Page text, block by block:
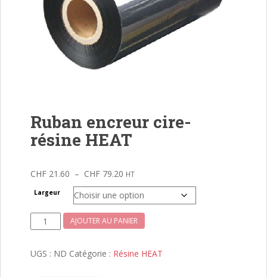
Ruban encreur cire-
résine HEAT
CHF 21.60 – CHF 79.20 Plage
de
prix :
CHF 21.60
à
HT
Largeur
quantité
de
encreur
AJOUTER AU PANIER
UGS : ND Catégorie : Résine HEAT